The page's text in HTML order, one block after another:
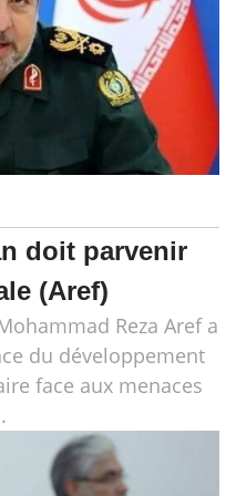
doit parvenir
(Aref)
Reza Aref a
du développement
face aux menaces